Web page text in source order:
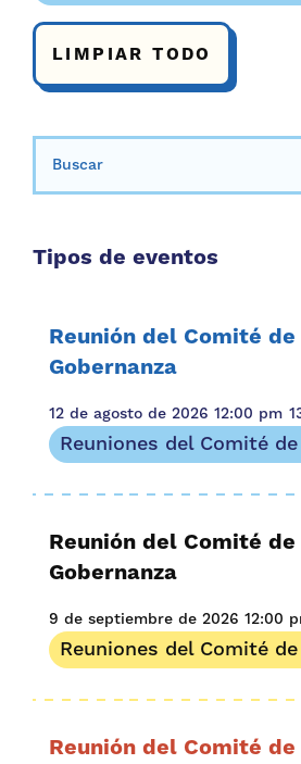
LIMPIAR TODO
Buscar:
Tipos de eventos
Reunión de la junta
Para familias
Reunión del Comité de
Gobernanza
12 de agosto de 2026 12:00 pm
Reuniones del Comité
Reunión del Comité de
Gobernanza
9 de septiembre de 2026 12:00
Reuniones del Comité
Reunión del Comité de